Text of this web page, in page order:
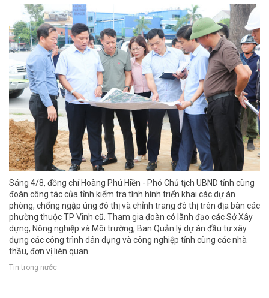
Sáng 4/8, đồng chí Hoàng Phú Hiền - Phó Chủ tịch UBND tỉnh cùng
đoàn công tác của tỉnh kiểm tra tình hình triển khai các dự án
phòng, chống ngập úng đô thị và chỉnh trang đô thị trên địa bàn các
phường thuộc TP Vinh cũ. Tham gia đoàn có lãnh đạo các Sở Xây
dựng, Nông nghiệp và Môi trường, Ban Quản lý dự án đầu tư xây
dựng các công trình dân dụng và công nghiệp tỉnh cùng các nhà
thầu, đơn vị liên quan.
Tin trong nước